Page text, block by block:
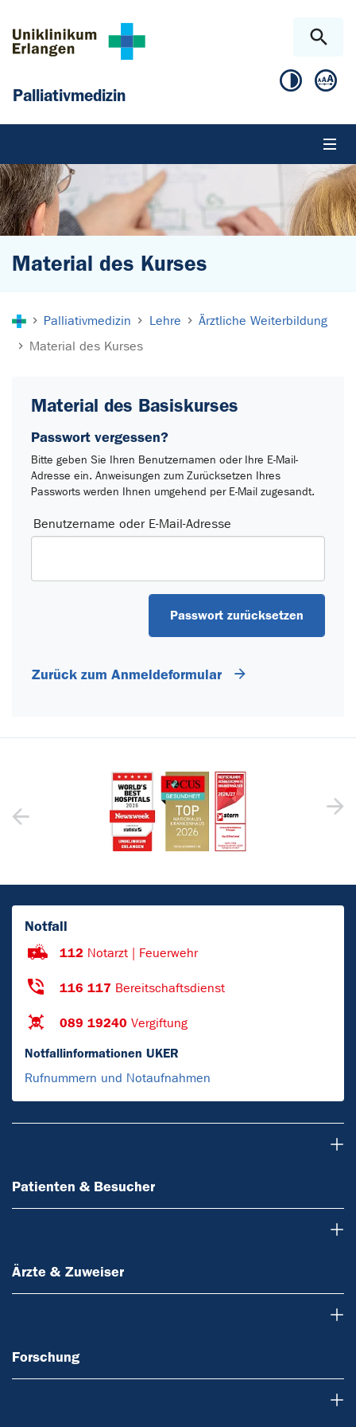
Palliativmedizin
Material des Kurses
Palliativmedizin Lehre
Ärztliche Weiterbildung
Material des Kurses
Material des Basiskurses
Passwort vergessen?
Bitte geben Sie Ihren Benutzernamen oder Ihre E-Mail-
Adresse ein. Anweisungen zum Zurücksetzen Ihres
Passworts werden Ihnen umgehend per E-Mail zugesandt.
Passwort zurücksetzen
Benutzername oder E-Mail-Adresse
Zurück zum Anmeldeformular
Notfall
112 Notarzt | Feuerwehr
116 117 Bereitschaftsdienst
089 19240 Vergiftung
Notfallinformationen UKER
Rufnummern und Notaufnahmen
Patienten & Besucher
Ärzte & Zuweiser
Forschung